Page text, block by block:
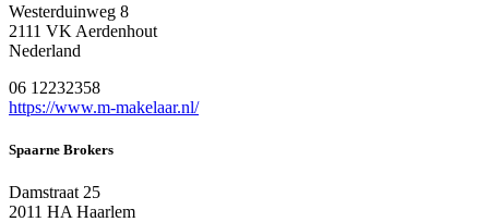
Westerduinweg 8
2111 VK Aerdenhout
Nederland
06 12232358
https://www.m-makelaar.nl/
Spaarne Brokers
Damstraat 25
2011 HA Haarlem